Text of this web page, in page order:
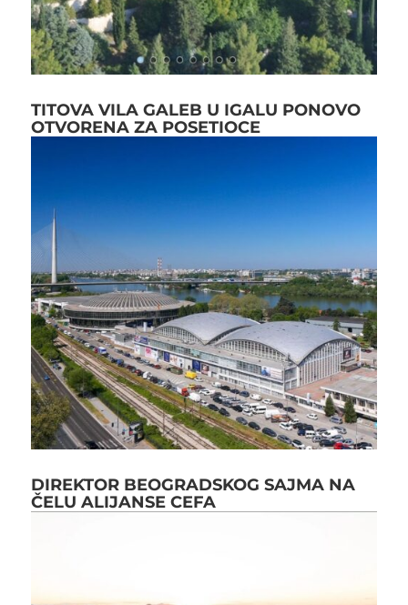
TITOVA VILA GALEB U IGALU PONOVO
OTVORENA ZA POSETIOCE
DIREKTOR BEOGRADSKOG SAJMA NA
ČELU ALIJANSE CEFA